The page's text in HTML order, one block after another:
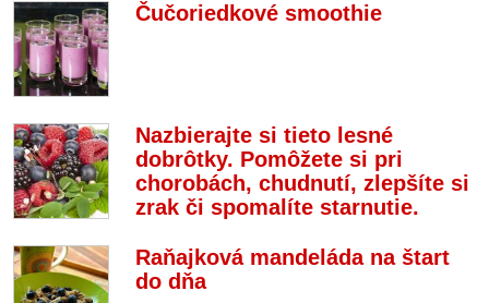
Čučoriedkové smoothie
Nazbierajte si tieto lesné
dobrôtky. Pomôžete si pri
chorobách, chudnutí, zlepšíte si
zrak či spomalíte starnutie.
Raňajková mandeláda na štart
do dňa